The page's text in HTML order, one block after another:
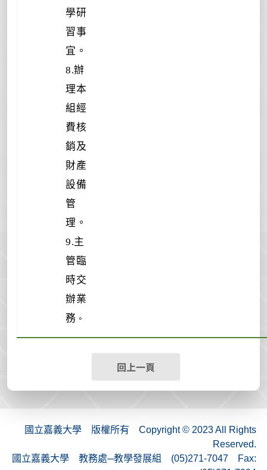
學研
習事
宜。
8.辦
理本
組經
費核
銷及
財產
設備
管
理。
9.主
管臨
時交
辦業
務 。
回上一頁
國立嘉義大學 版權所有 Copyright © 2023 All Rights
Reserved.
國立嘉義大學 教務處─教學發展組 (05)271-7047 Fax: